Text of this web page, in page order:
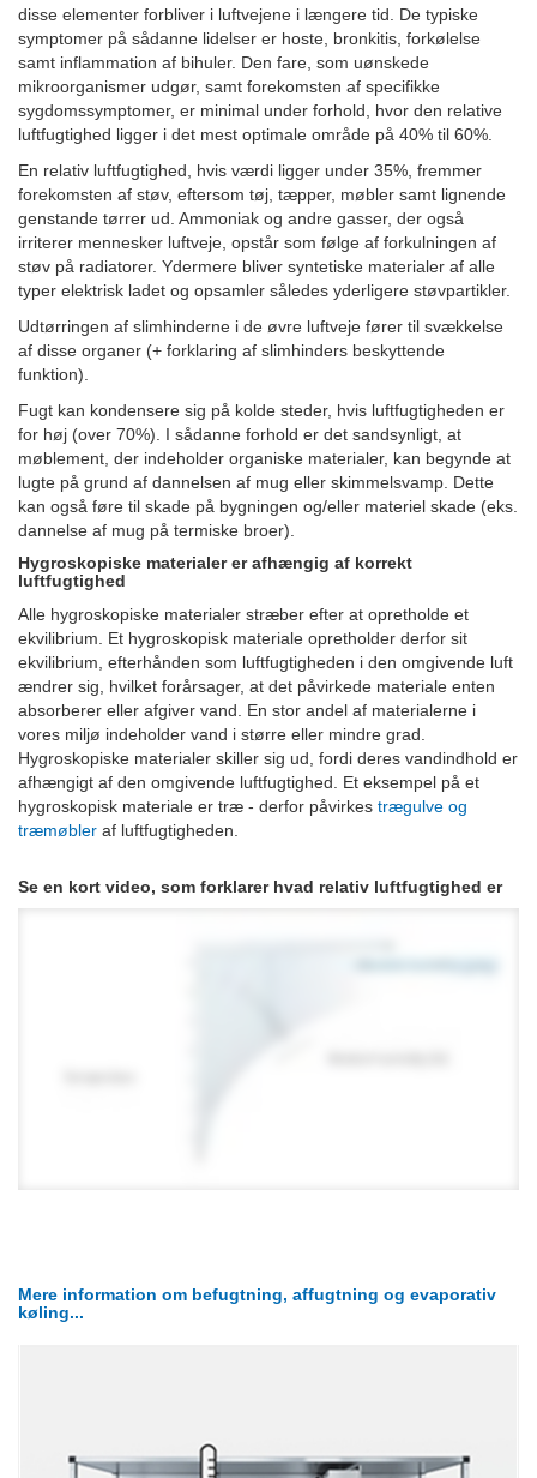
disse elementer forbliver i luftvejene i længere tid. De typiske
symptomer på sådanne lidelser er hoste, bronkitis, forkølelse
samt inflammation af bihuler. Den fare, som uønskede
mikroorganismer udgør, samt forekomsten af specifikke
sygdomssymptomer, er minimal under forhold, hvor den relative
luftfugtighed ligger i det mest optimale område på 40% til 60%.
En relativ luftfugtighed, hvis værdi ligger under 35%, fremmer
forekomsten af støv, eftersom tøj, tæpper, møbler samt lignende
genstande tørrer ud. Ammoniak og andre gasser, der også
irriterer mennesker luftveje, opstår som følge af forkulningen af
støv på radiatorer. Ydermere bliver syntetiske materialer af alle
typer elektrisk ladet og opsamler således yderligere støvpartikler.
Udtørringen af slimhinderne i de øvre luftveje fører til svækkelse
af disse organer (+ forklaring af slimhinders beskyttende
funktion).
Fugt kan kondensere sig på kolde steder, hvis luftfugtigheden er
for høj (over 70%). I sådanne forhold er det sandsynligt, at
møblement, der indeholder organiske materialer, kan begynde at
lugte på grund af dannelsen af mug eller skimmelsvamp. Dette
kan også føre til skade på bygningen og/eller materiel skade (eks.
dannelse af mug på termiske broer).
Hygroskopiske materialer er afhængig af korrekt
luftfugtighed
Alle hygroskopiske materialer stræber efter at opretholde et
ekvilibrium. Et hygroskopisk materiale opretholder derfor sit
ekvilibrium, efterhånden som luftfugtigheden i den omgivende luft
ændrer sig, hvilket forårsager, at det påvirkede materiale enten
absorberer eller afgiver vand. En stor andel af materialerne i
vores miljø indeholder vand i større eller mindre grad.
Hygroskopiske materialer skiller sig ud, fordi deres vandindhold er
afhængigt af den omgivende luftfugtighed. Et eksempel på et
hygroskopisk materiale er træ - derfor påvirkes trægulve og
træmøbler af luftfugtigheden.
Se en kort video, som forklarer hvad relativ luftfugtighed er
Mere information om befugtning, affugtning og evaporativ
køling...